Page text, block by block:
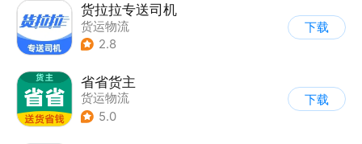
货拉拉专送司机
货运物流
2.8
下载
省省货主
货运物流
5.0
下载